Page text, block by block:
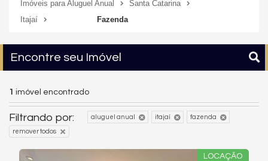
Imóveis para Aluguel Anual
Santa Catarina
Itajaí
Fazenda
Encontre seu Imóvel
1 imóvel encontrado
Filtrando por: aluguel anual itajaí fazenda
remover todos
LOCAÇÃO